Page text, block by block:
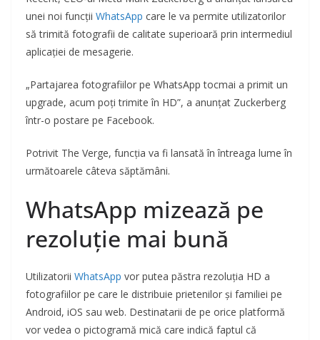
unei noi funcții WhatsApp care le va permite utilizatorilor
să trimită fotografii de calitate superioară prin intermediul
aplicației de mesagerie.
„Partajarea fotografiilor pe WhatsApp tocmai a primit un
upgrade, acum poți trimite în HD”, a anunțat Zuckerberg
într-o postare pe Facebook.
Potrivit The Verge, funcția va fi lansată în întreaga lume în
următoarele câteva săptămâni.
WhatsApp mizează pe
rezoluție mai bună
Utilizatorii WhatsApp vor putea păstra rezoluția HD a
fotografiilor pe care le distribuie prietenilor și familiei pe
Android, iOS sau web. Destinatarii de pe orice platformă
vor vedea o pictogramă mică care indică faptul că